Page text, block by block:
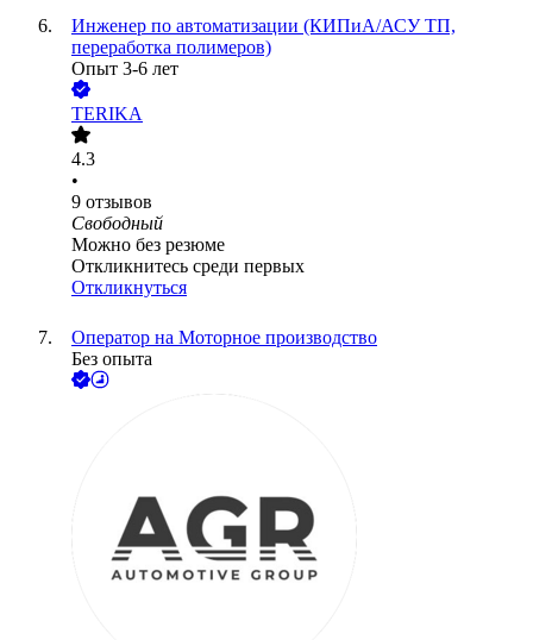
Инженер по автоматизации (КИПиА/АСУ ТП,
переработка полимеров)
Опыт 3-6 лет
TERIKA
4.3
•
9 отзывов
Свободный
Можно без резюме
Откликнитесь среди первых
Откликнуться
Оператор на Моторное производство
Без опыта